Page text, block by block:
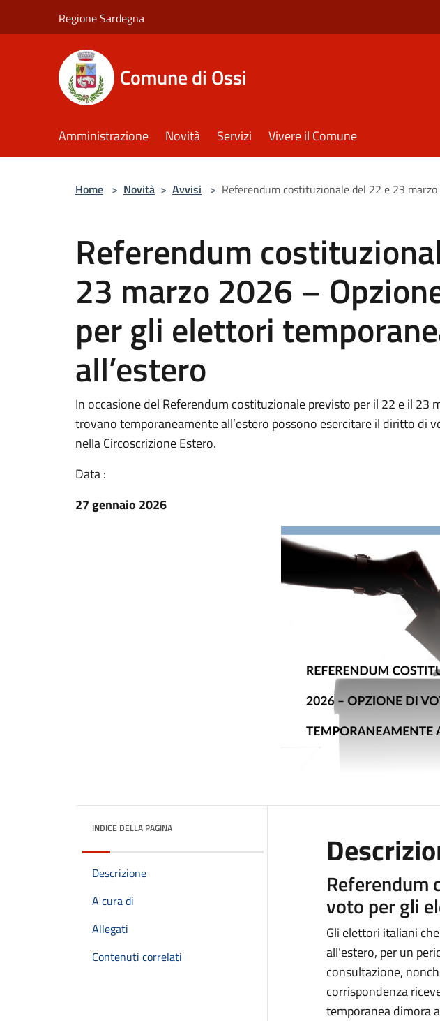
Regione Sardegna
Comune di Ossi
Amministrazione Novità Servizi Vivere il Comune
Home > Novità > Avvisi > Referendum costituzionale del 22 e 23
Referendum
23 marzo 2026 –
per gli elettori
all’estero
In occasione del Referendum costituzionale previsto per il 22 e il 23
trovano temporaneamente all’estero possono esercitare il diritto di
nella Circoscrizione Estero.
Data :
27 gennaio 2026
INDICE DELLA PAGINA
Descrizione
A cura di
Allegati
Contenuti correlati
Referendum
voto per gli
Gli elettori italiani
all’estero, per un
consultazione,
corrispondenza
temporanea dimora